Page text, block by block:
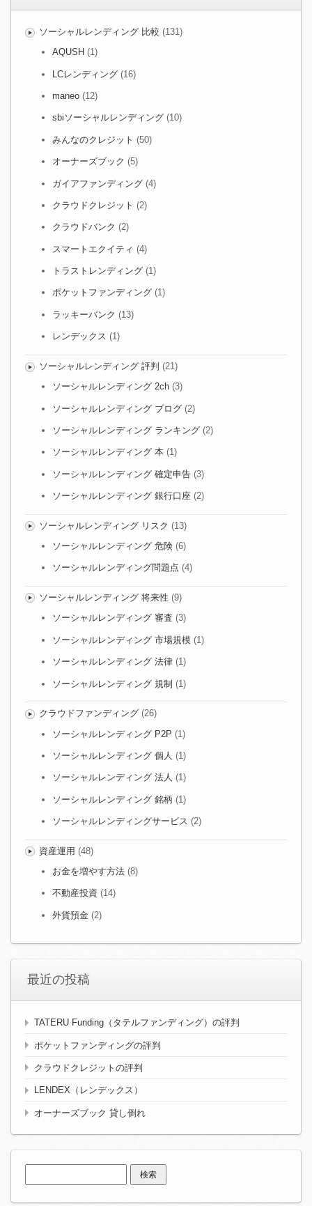
ソーシャルレンディング 比較 (131)
AQUSH (1)
LCレンディング (16)
maneo (12)
sbiソーシャルレンディング (10)
みんなのクレジット (50)
オーナーズブック (5)
ガイアファンディング (4)
クラウドクレジット (2)
クラウドバンク (2)
スマートエクイティ (4)
トラストレンディング (1)
ポケットファンディング (1)
ラッキーバンク (13)
レンデックス (1)
ソーシャルレンディング 評判 (21)
ソーシャルレンディング 2ch (3)
ソーシャルレンディング ブログ (2)
ソーシャルレンディング ランキング (2)
ソーシャルレンディング 本 (1)
ソーシャルレンディング 確定申告 (3)
ソーシャルレンディング 銀行口座 (2)
ソーシャルレンディング リスク (13)
ソーシャルレンディング 危険 (6)
ソーシャルレンディング問題点 (4)
ソーシャルレンディング 将来性 (9)
ソーシャルレンディング 審査 (3)
ソーシャルレンディング 市場規模 (1)
ソーシャルレンディング 法律 (1)
ソーシャルレンディング 規制 (1)
クラウドファンディング(26)
ソーシャルレンディング P2P (1)
ソーシャルレンディング 個人 (1)
ソーシャルレンディング 法人 (1)
ソーシャルレンディング 銘柄 (1)
ソーシャルレンディングサービス (2)
資産運用 (48)
お金を増やす方法 (8)
不動産投資 (14)
外貨預金 (2)
最近の投稿
TATERU Funding（タテルファンディング）の評判
ポケットファンディングの評判
クラウドクレジットの評判
LENDEX（レンデックス）
オーナーズブック 貸し倒れ
索: